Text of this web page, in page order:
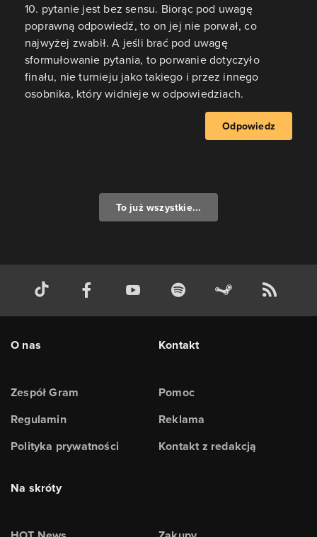
10. pytanie jest bez sensu. Biorąc pod uwagę
poprawną odpowiedź, to on jej nie porwał, co
najwyżej zwabił. A jeśli brać pod uwagę
sformułowanie pytania, to porwanie dotyczyło
finału, nie turnieju jako takiego i przez innego
osobnika, który widnieje w odpowiedziach.
Odpowiedz
To już wszystkie...
O nas
Zespół Gram
Regulamin
Polityka prywatności
Kontakt
Pomoc
Reklama
Kontakt z redakcją
Na skróty